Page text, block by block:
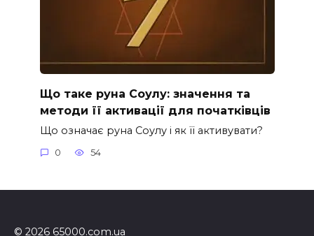
Що таке руна Соулу: значення та
методи її активації для початківців
Що означає руна Соулу і як її активувати?
0 54
© 2026 65000.com.ua